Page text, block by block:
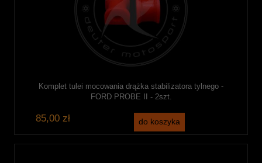
Komplet tulei mocowania drążka stabilizatora tylnego -
FORD PROBE II - 2szt.
85,00 zł do koszyka